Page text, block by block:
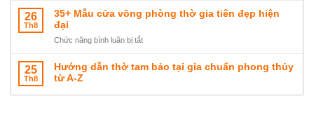
phong
hút
tài
gọn
ưu
gian
thước
khám
gia
chuẩn
lỗ
26
Th8
35+ Mẫu cửa võng phòng thờ gia tiên đẹp hiện
đại
Chức năng bình luận bị tắtở
Mẫu
25
Th8
Hướng dẫn thờ tam bảo tại gia chuẩn phong thủy
từ A-Z